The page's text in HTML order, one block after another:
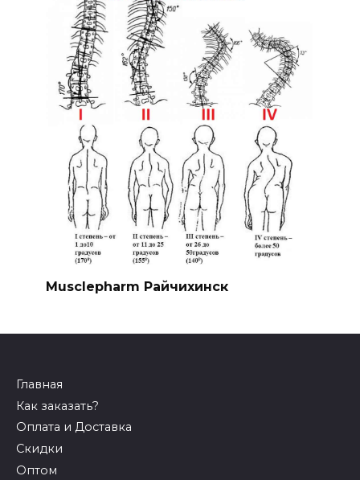
Musclepharm Райчихинск
Главная
Как заказать?
Оплата и Доставка
Скидки
Оптом